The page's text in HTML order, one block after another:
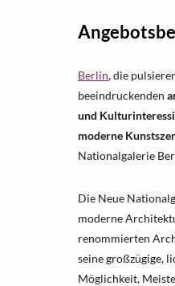
Berlin, die
beeindruckenden
und
moderne
Nationalgalerie
Die Neue
moderne
renommierten
seine großzügige,
Möglichkeit,